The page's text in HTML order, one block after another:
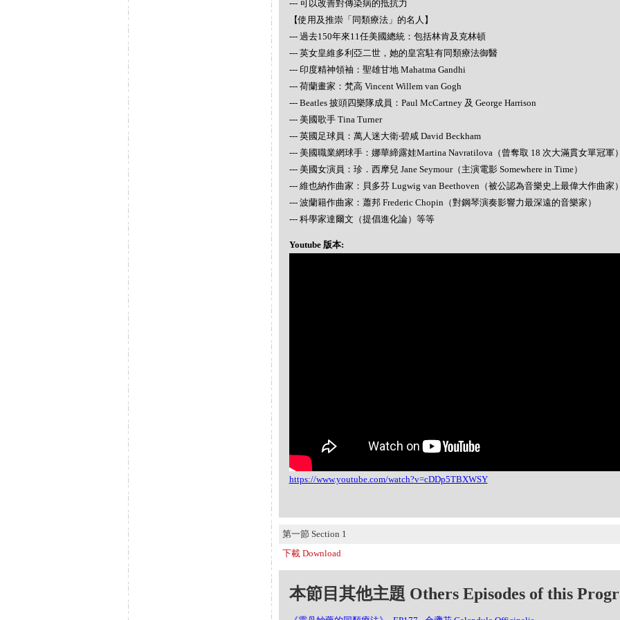
--- 可以改善對傳染病的抵抗力
【使用及推崇「同類療法」的名人】
--- 過去150年來11任美國總統：包括林肯及克林頓
--- 英女皇維多利亞二世，她的皇宮駐有同類療法御醫
--- 印度精神領袖：聖雄甘地 Mahatma Gandhi
--- 荷蘭畫家：梵高 Vincent Willem van Gogh
--- Beatles 披頭四樂隊成員：Paul McCartney 及 George Harrison
--- 美國歌手 Tina Turner
--- 英國足球員：萬人迷大衛‧碧咸 David Beckham
--- 美國職業網球手：娜華締露娃Martina Navratilova（曾奪取 18 次大滿貫女單冠軍
--- 美國女演員：珍．西摩兒 Jane Seymour（主演電影 Somewhere in Time）
--- 維也納作曲家：貝多芬 Lugwig van Beethoven（被公認為音樂史上最偉大作曲家
--- 波蘭籍作曲家：蕭邦 Frederic Chopin（對鋼琴演奏影響力最深遠的音樂家）
--- 科學家達爾文（提倡進化論）等等
Youtube 版本:
https://www.youtube.com/watch?v=cDDp5TBXWSY
第一節 Section 1
下載 Download
本節目其他主題 Others Episodes of this